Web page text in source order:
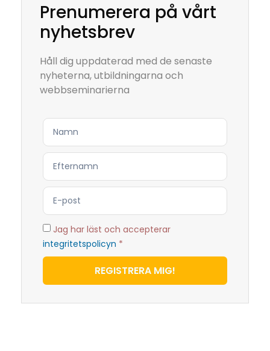
Prenumerera på vårt
nyhetsbrev
Håll dig uppdaterad med de senaste
nyheterna, utbildningarna och
webbseminarierna
Jag har läst och accepterar
integritetspolicyn *
REGISTRERA MIG!